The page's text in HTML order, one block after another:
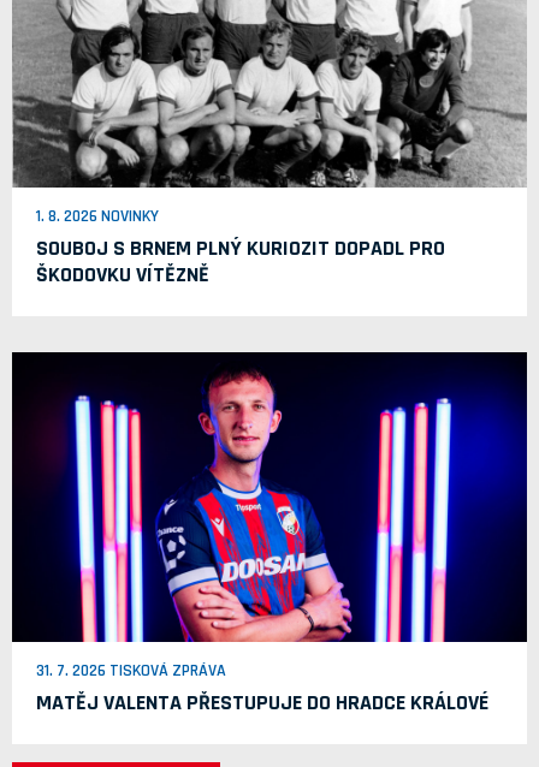
1. 8. 2026 NOVINKY
SOUBOJ S BRNEM PLNÝ KURIOZIT DOPADL PRO
ŠKODOVKU VÍTĚZNĚ
31. 7. 2026 TISKOVÁ ZPRÁVA
MATĚJ VALENTA PŘESTUPUJE DO HRADCE KRÁLOVÉ